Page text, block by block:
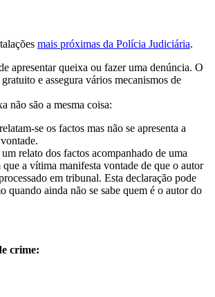
mais próximas da Polícia Judiciária.
apresentar queixa ou fazer uma denúncia. O
e assegura vários mecanismos de
não são a mesma coisa:
se os factos mas não se apresenta a
relato dos factos acompanhado de uma
que a vítima manifesta vontade de que o autor
em tribunal. Esta declaração pode
quando ainda não se sabe quem é o autor do
crime: